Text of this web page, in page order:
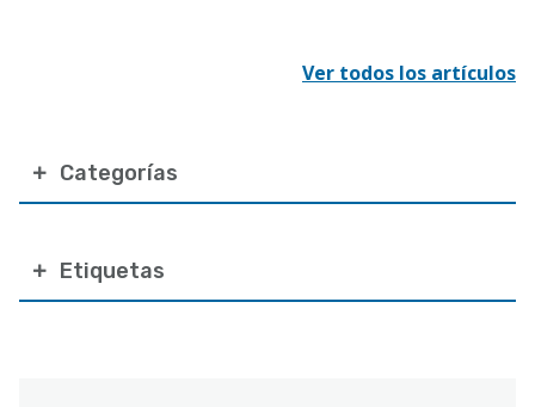
Categorías
Etiquetas
Ver todos los artículos